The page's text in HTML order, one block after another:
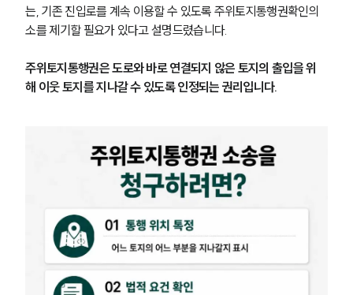
는, 기존 진입로를 계속 이용할 수 있도록 주위토지통행권확인의
소를 제기할 필요가 있다고 설명드렸습니다.
주위토지통행권은 도로와 바로 연결되지 않은 토지의 출입을 위
해 이웃 토지를 지나갈 수 있도록 인정되는 권리입니다.